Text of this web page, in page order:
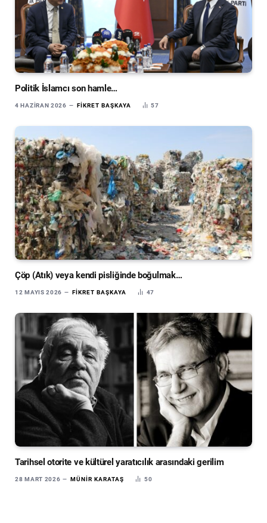
Politik İslamcı son hamle…
4 HAZIRAN 2026 FIKRET BAŞKAYA 57
Çöp (Atık) veya kendi pisliğinde boğulmak…
12 MAYIS 2026 FIKRET BAŞKAYA 47
Tarihsel otorite ve kültürel yaratıcılık arasındaki gerilim
28 MART 2026 MÜNIR KARATAŞ 50